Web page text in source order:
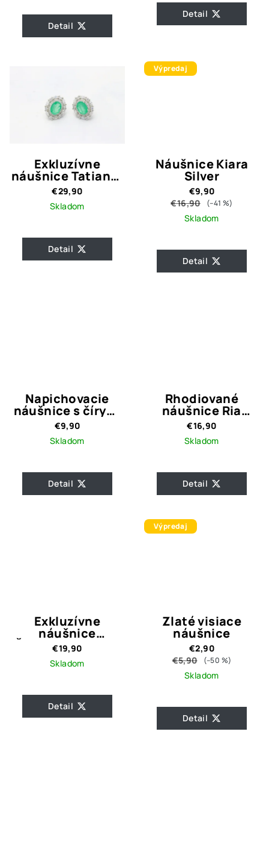
Detail
Detail
Exkluzívne
náušnice Tatiana-
strieborné 925
€29,90
Skladom
Detail
Výpredaj
Náušnice Kiara
Silver
€9,90
€16,90
(–41 %)
Skladom
Detail
Napichovacie
náušnice s čírymi
kamienkami LORA
GOLD
€9,90
Skladom
Detail
Rhodiované
náušnice Ria
Silver Crystal
€16,90
Skladom
Detail
Exkluzívne
náušnice
Čerešne-striebro
925
€19,90
Skladom
Detail
Výpredaj
Zlaté visiace
náušnice
€2,90
€5,90
(–50 %)
Skladom
Detail